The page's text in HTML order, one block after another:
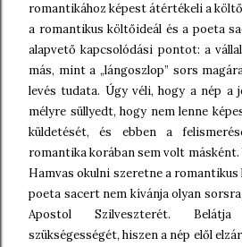
romantikához képest átértékeli a
a romantikus költőideál és a poeta
alapvető kapcsolódási pontot: a
más, mint a „lángoszlop” sors
levés tudata. Úgy véli, hogy a nép a
mélyre süllyedt, hogy nem lenne
küldetését, és ebben a
romantika korában sem volt
Hamvas okulni szeretne a
poeta sacert nem kívánja olyan
Apostol Szilveszterét.
szükségességét, hiszen a nép elől